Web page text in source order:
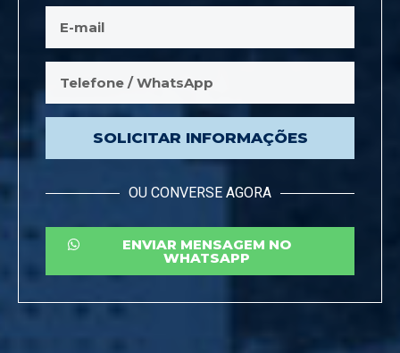
SOLICITAR INFORMAÇÕES
OU CONVERSE AGORA
ENVIAR MENSAGEM NO
WHATSAPP